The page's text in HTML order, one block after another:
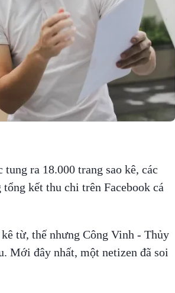
ra 18.000 trang sao kê, các
kết thu chi trên Facebook cá
từ, thế nhưng Công Vinh - Thủy
Mới đây nhất, một netizen đã soi